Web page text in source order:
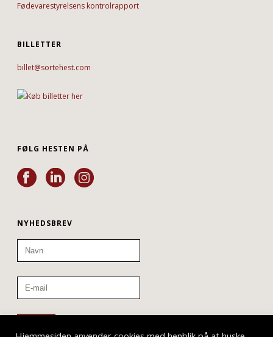
Fødevarestyrelsens kontrolrapport
BILLETTER
billet@sortehest.com
FØLG HESTEN PÅ
NYHEDSBREV